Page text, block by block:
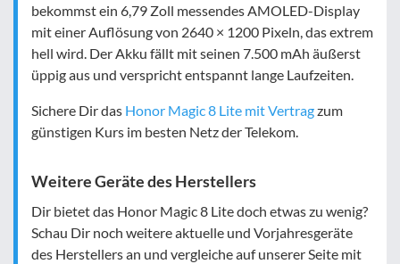
bekommst ein 6,79 Zoll messendes AMOLED-Display
mit einer Auflösung von 2640 × 1200 Pixeln, das extrem
hell wird. Der Akku fällt mit seinen 7.500 mAh äußerst
üppig aus und verspricht entspannt lange Laufzeiten.
Sichere Dir das Honor Magic 8 Lite mit Vertragzum
günstigen Kurs im besten Netz der Telekom.
Weitere Geräte des Herstellers
Dir bietet das Honor Magic 8 Lite doch etwas zu wenig?
Schau Dir noch weitere aktuelle und Vorjahresgeräte
des Herstellers an und vergleiche auf unserer Seite mit